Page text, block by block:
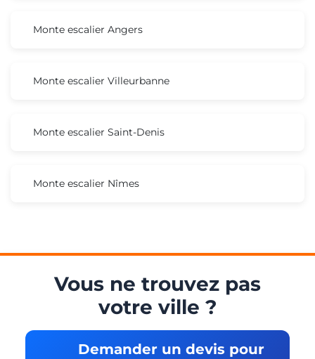
Monte escalier Angers
Monte escalier Villeurbanne
Monte escalier Saint-Denis
Monte escalier Nîmes
Vous ne trouvez pas
votre ville ?
Demander un devis pour